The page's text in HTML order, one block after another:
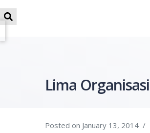
Lima
Posted on January 13, 2014